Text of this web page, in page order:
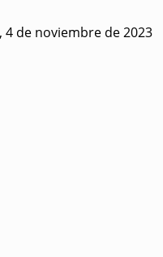
4 de noviembre de 2023